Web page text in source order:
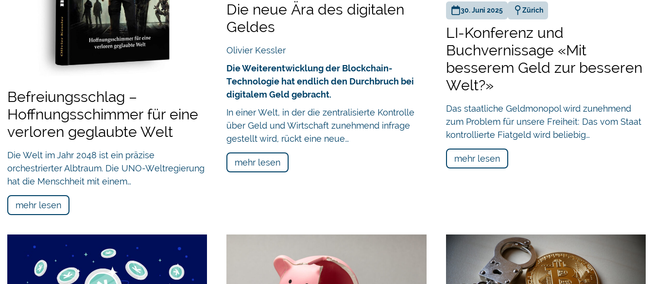
Befreiungsschlag –
Hoffnungsschimmer für eine
verloren geglaubte Welt
Die Welt im Jahr 2048 ist ein präzise
orchestrierter Albtraum. Die UNO-Weltregierung
hat die Menschheit mit einem…
mehr lesen
Die neue Ära des digitalen
Geldes
Olivier Kessler
Die Weiterentwicklung der Blockchain-
Technologie hat endlich den Durchbruch bei
digitalem Geld gebracht.
In einer Welt, in der die zentralisierte Kontrolle
über Geld und Wirtschaft zunehmend infrage
gestellt wird, rückt eine neue…
mehr lesen
30. Juni 2025 Zürich
LI-Konferenz und
Buchvernissage «Mit
besserem Geld zur besseren
Welt?»
Das staatliche Geldmonopol wird zunehmend
zum Problem für unsere Freiheit: Das vom Staat
kontrollierte Fiatgeld wird beliebig…
mehr lesen